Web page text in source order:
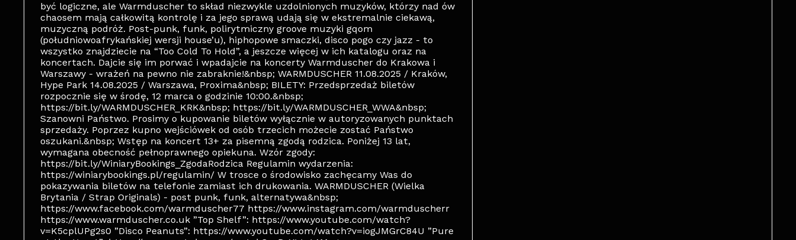
być logiczne, ale Warmduscher to skład niezwykle uzdolnionych muzyków, którzy nad ów
chaosem mają całkowitą kontrolę i za jego sprawą udają się w ekstremalnie ciekawą,
muzyczną podróż. Post-punk, funk, polirytmiczny groove muzyki gqom
(południowoafrykańskiej wersji house’u), hiphopowe smaczki, disco pogo czy jazz - to
wszystko znajdziecie na “Too Cold To Hold”, a jeszcze więcej w ich katalogu oraz na
koncertach. Dajcie się im porwać i wpadajcie na koncerty Warmduscher do Krakowa i
Warszawy - wrażeń na pewno nie zabraknie!&nbsp; WARMDUSCHER 11.08.2025 / Kraków,
Hype Park 14.08.2025 / Warszawa, Proxima&nbsp; BILETY: Przedsprzedaż biletów
rozpocznie się w środę, 12 marca o godzinie 10:00.&nbsp;
https://bit.ly/WARMDUSCHER_KRK&nbsp; https://bit.ly/WARMDUSCHER_WWA&nbsp;
Szanowni Państwo. Prosimy o kupowanie biletów wyłącznie w autoryzowanych punktach
sprzedaży. Poprzez kupno wejściówek od osób trzecich możecie zostać Państwo
oszukani.&nbsp; Wstęp na koncert 13+ za pisemną zgodą rodzica. Poniżej 13 lat,
wymagana obecność pełnoprawnego opiekuna. Wzór zgody:
https://bit.ly/WiniaryBookings_ZgodaRodzica Regulamin wydarzenia:
https://winiarybookings.pl/regulamin/ W trosce o środowisko zachęcamy Was do
pokazywania biletów na telefonie zamiast ich drukowania. WARMDUSCHER (Wielka
Brytania / Strap Originals) - post punk, funk, alternatywa&nbsp;
https://www.facebook.com/warmduscher77 https://www.instagram.com/warmduscherr
https://www.warmduscher.co.uk ”Top Shelf”: https://www.youtube.com/watch?
v=K5cplUPg2s0 ”Disco Peanuts”: https://www.youtube.com/watch?v=iogJMGrC84U ”Pure